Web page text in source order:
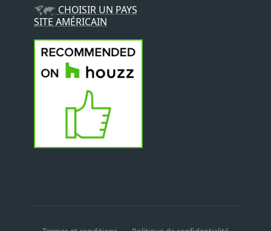
CHOISIR UN PAYS
SITE AMÉRICAIN